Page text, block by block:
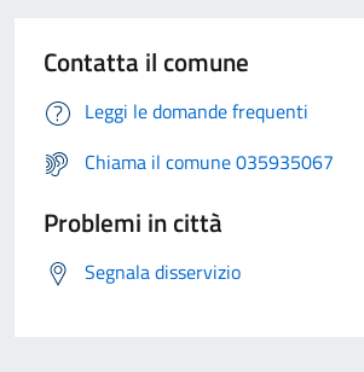
Contatta il comune
Leggi le domande frequenti
Chiama il comune 035935067
Problemi in città
Segnala disservizio